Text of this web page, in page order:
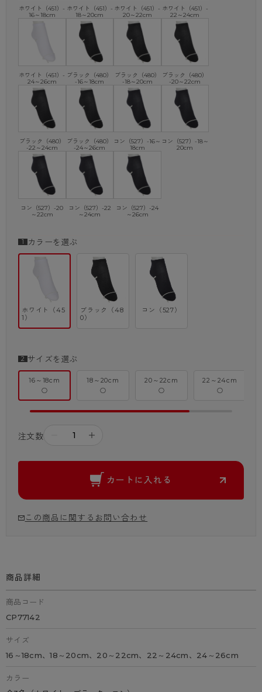
・つま先・かかと補強
・抗菌防臭加工
ホワイト（451）-
16～18cm
ホワイト（451）-
18～20cm
ホワイト（451）-
20～22cm
ホワイト（451）-
22～24cm
ホワイト（451）-
24～26cm
ブラック（480）
-16～18cm
ブラック（480）
-18～20cm
ブラック（480）
-20～22cm
ブラック（480）
-22～24cm
ブラック（480）
-24～26cm
コン（527）-16～
18cm
コン（527）-18～
20cm
コン（527）-20
～22cm
コン（527）-22
～24cm
コン（527）-24
～26cm
カラーを選ぶ
ホワイト（45
1）
ブラック（48
0）
コン（527）
サイズを選ぶ
16～18cm
○
18～20cm
○
20～22cm
○
22～24cm
○
注文数 ＋
カートに入れる
この商品に関するお問い合わせ
商品詳細
商品コード
CP77142
サイズ
16～18cm、18～20cm、20～22cm、22～24cm、24～26cm
カラー